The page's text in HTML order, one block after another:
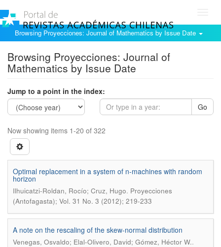
Browsing Proyecciones: Journal of Mathematics by Issue Date
Browsing Proyecciones: Journal of
Mathematics by Issue Date
Jump to a point in the index:
Go
Now showing items 1-20 of 322
Optimal replacement in a system of n-machines with random
horizon
Ilhuicatzi-Roldan, Rocío; Cruz, Hugo. Proyecciones
(Antofagasta); Vol. 31 No. 3 (2012); 219-233
A note on the rescaling of the skew-normal distribution
Venegas, Osvaldo; Elal-Olivero, David; Gómez, Héctor W..